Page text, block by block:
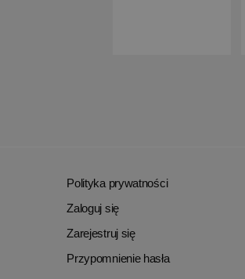
Polityka prywatności
Zaloguj się
Zarejestruj się
Przypomnienie hasła